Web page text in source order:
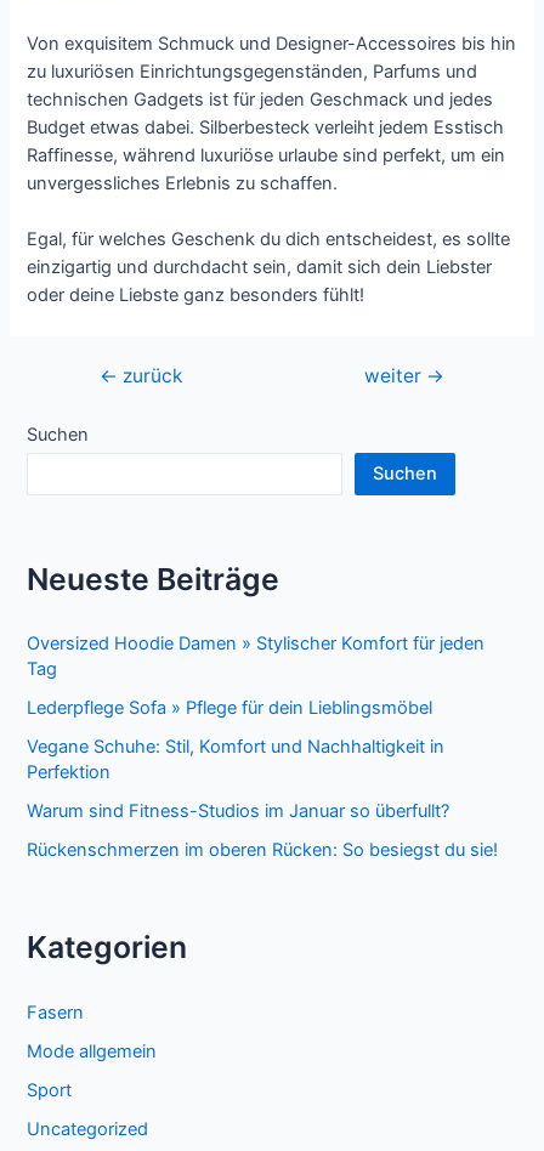
Von exquisitem Schmuck und Designer-Accessoires bis hin
zu luxuriösen Einrichtungsgegenständen, Parfums und
technischen Gadgets ist für jeden Geschmack und jedes
Budget etwas dabei. Silberbesteck verleiht jedem Esstisch
Raffinesse, während luxuriöse urlaube sind perfekt, um ein
unvergessliches Erlebnis zu schaffen.
Egal, für welches Geschenk du dich entscheidest, es sollte
einzigartig und durchdacht sein, damit sich dein Liebster
oder deine Liebste ganz besonders fühlt!
Beitragsnavigation
← zurück weiter →
Suchen
Suchen
Neueste Beiträge
Oversized Hoodie Damen » Stylischer Komfort für jeden
Tag
Lederpflege Sofa » Pflege für dein Lieblingsmöbel
Vegane Schuhe: Stil, Komfort und Nachhaltigkeit in
Perfektion
Warum sind Fitness-Studios im Januar so überfullt?
Rückenschmerzen im oberen Rücken: So besiegst du sie!
Kategorien
Fasern
Mode allgemein
Sport
Uncategorized